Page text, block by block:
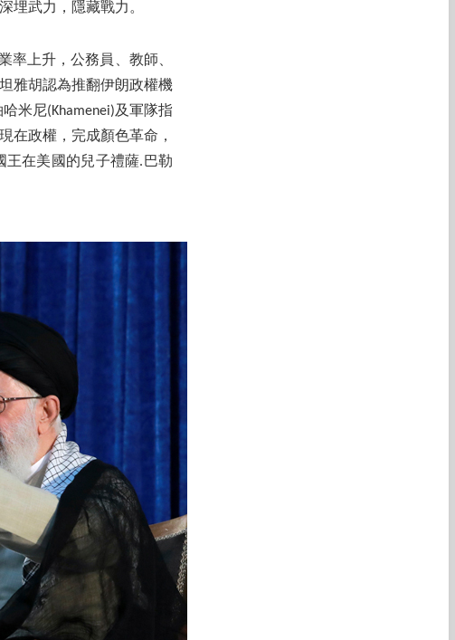
埋武力，隱藏戰力。
率上升，公務員、教師、
雅胡認為推翻伊朗政權機
米尼(Khamenei)及軍隊指
在政權，完成顏色革命，
王在美國的兒子禮薩.巴勒